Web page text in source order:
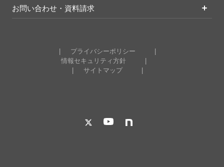
お問い合わせ・資料請求
プライバシーポリシー
情報セキュリティ方針
サイトマップ